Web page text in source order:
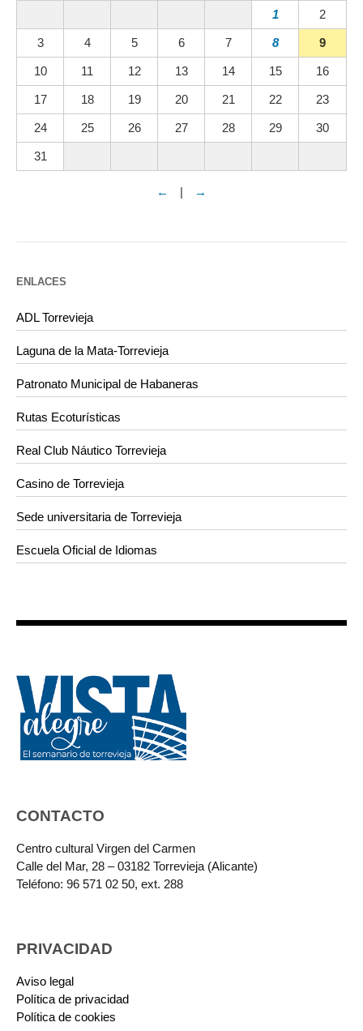
1 2
3 4 5 6 7 8 9
10 11 12 13 14 15 16
17 18 19 20 21 22 23
24 25 26 27 28 29 30
31
← | →
ENLACES
ADL Torrevieja
Laguna de la Mata-Torrevieja
Patronato Municipal de Habaneras
Rutas Ecoturísticas
Real Club Náutico Torrevieja
Casino de Torrevieja
Sede universitaria de Torrevieja
Escuela Oficial de Idiomas
CONTACTO
Centro cultural Virgen del Carmen
Calle del Mar, 28 – 03182 Torrevieja (Alicante)
Teléfono: 96 571 02 50, ext. 288
PRIVACIDAD
Aviso legal
Política de privacidad
Política de cookies